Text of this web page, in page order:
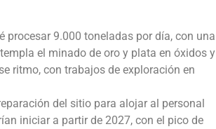
procesar 9.000 toneladas por día, con una
el minado de oro y plata en óxidos y
ritmo, con trabajos de exploración en
del sitio para alojar al personal
iniciar a partir de 2027, con el pico de